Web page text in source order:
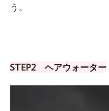
う。
STEP2 ヘアウォーター